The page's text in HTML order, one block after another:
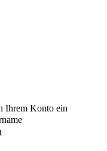
Ihrem Konto ein